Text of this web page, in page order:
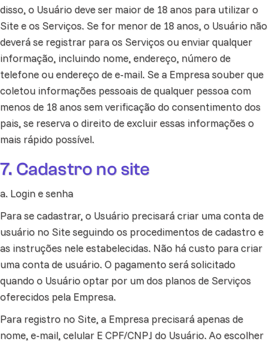
disso, o Usuário deve ser maior de 18 anos para utilizar o
Site e os Serviços. Se for menor de 18 anos, o Usuário não
deverá se registrar para os Serviços ou enviar qualquer
informação, incluindo nome, endereço, número de
telefone ou endereço de e-mail. Se a Empresa souber que
coletou informações pessoais de qualquer pessoa com
menos de 18 anos sem verificação do consentimento dos
pais, se reserva o direito de excluir essas informações o
mais rápido possível.
7. Cadastro no site
a. Login e senha
Para se cadastrar, o Usuário precisará criar uma conta de
usuário no Site seguindo os procedimentos de cadastro e
as instruções nele estabelecidas. Não há custo para criar
uma conta de usuário. O pagamento será solicitado
quando o Usuário optar por um dos planos de Serviços
oferecidos pela Empresa.
Para registro no Site, a Empresa precisará apenas de
nome, e-mail, celular E CPF/CNPJ do Usuário. Ao escolher